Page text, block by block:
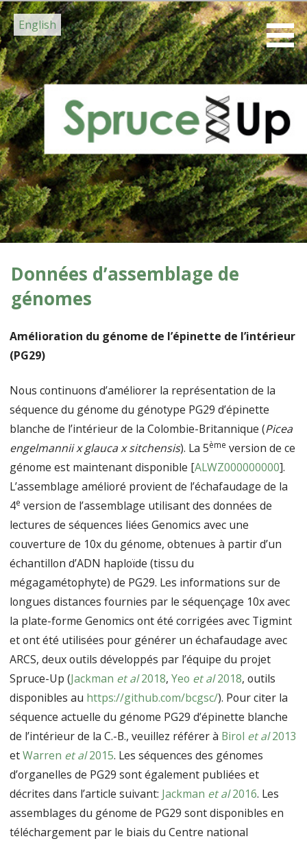
Passer
au
contenu
English
Données d’assemblage de
génomes
Amélioration du génome de l’épinette de l’intérieur
(PG29)
Nous continuons d’améliorer la représentation de la
séquence du génome du génotype PG29 d’épinette
blanche de l’intérieur de la Colombie-Britannique (Picea
engelmannii x glauca x sitchensis). La 5ème version de ce
génome est maintenant disponible [ALWZ000000000].
L’assemblage amélioré provient de l’échafaudage de la
4e version de l’assemblage utilisant des données de
lectures de séquences liées Genomics avec une
couverture de 10x du génome, obtenues à partir d’un
échantillon d’ADN haploïde (tissu du
mégagamétophyte) de PG29. Les informations sur de
longues distances fournies par le séquençage 10x avec
la plate-forme Genomics ont été corrigées avec Tigmint
et ont été utilisées pour générer un échafaudage avec
ARCS, deux outils développés par l’équipe du projet
Spruce-Up (Jackman et al2018,Yeo et al2018, outils
disponibles au https://github.com/bcgsc/). Pour citer la
séquence actuelle du génome PG29 d’épinette blanche
de l’intérieur de la C.-B., veuillez référer à Birol et al2013
etWarren et al2015. Les séquences des génomes
d’organelles de PG29 sont également publiées et
décrites dans l’article suivant: Jackman et al2016. Les
assemblages du génome de PG29 sont disponibles en
téléchargement par le biais du Centre national